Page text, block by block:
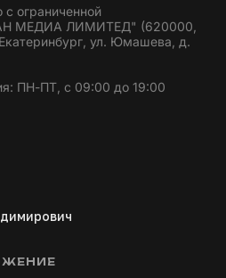
ограниченной
МЕДИА ЛИМИТЕД" (620000,
ул. Юмашева, д.
ПН-ПТ, с 09:00 до 19:00